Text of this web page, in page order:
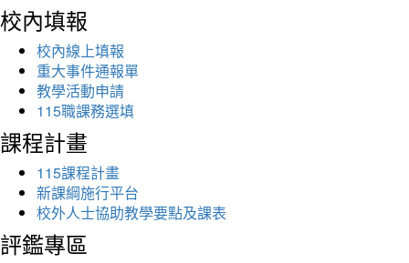
校內填報
校內線上填報
重大事件通報單
教學活動申請
115職課務選填
課程計畫
115課程計畫
新課綱施行平台
校外人士協助教學要點及課表
評鑑專區